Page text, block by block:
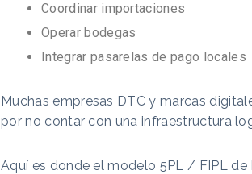
Coordinar importaciones
Operar bodegas
Integrar pasarelas de pago locales
Muchas empresas DTC y marcas
por no contar con una infraestructura
Aquí es donde el modelo 5PL / FIPL de